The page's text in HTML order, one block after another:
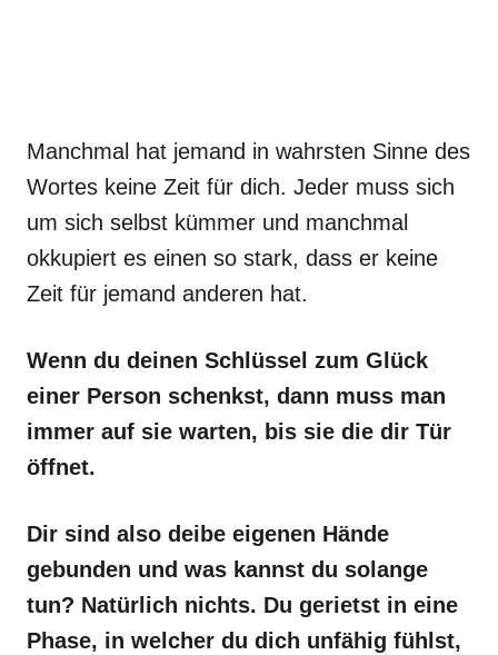
Manchmal hat jemand in wahrsten Sinne des
Wortes keine Zeit für dich. Jeder muss sich
um sich selbst kümmer und manchmal
okkupiert es einen so stark, dass er keine
Zeit für jemand anderen hat.
Wenn du deinen Schlüssel zum Glück
einer Person schenkst, dann muss man
immer auf sie warten, bis sie die dir Tür
öffnet.
Dir sind also deibe eigenen Hände
gebunden und was kannst du solange
tun? Natürlich nichts. Du gerietst in eine
Phase, in welcher du dich unfähig fühlst,